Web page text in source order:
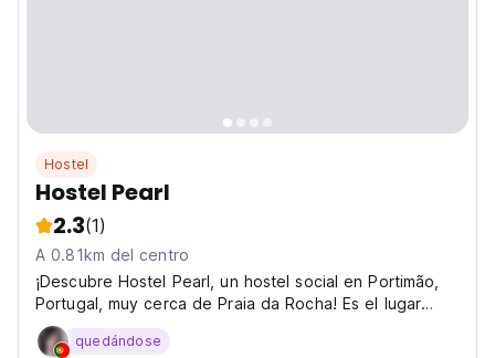
Hostel
Hostel Pearl
2.3(1)
A 0.81km del centro
¡Descubre Hostel Pearl, un hostel social en Portimão,
Portugal, muy cerca de Praia da Rocha! Es el lugar
ideal para vivir aventuras inolvidables en el Algarve,
explorar la cultura local y forjar amistades duraderas.
quedándose